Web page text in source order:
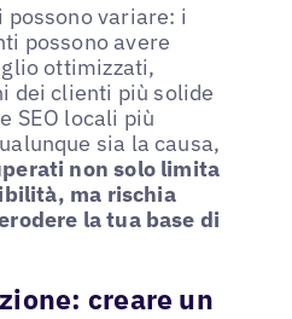
possono variare: i
possono avere
ottimizzati,
dei clienti più solide
SEO locali più
sia la causa,
non solo limita
ma rischia
la tua base di
creare un